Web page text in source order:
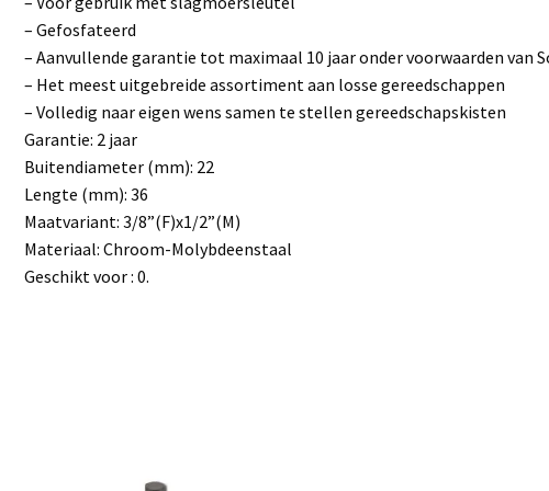
– Gefosfateerd
– Aanvullende garantie tot maximaal 10 jaar onder voorwaarden van
– Het meest uitgebreide assortiment aan losse gereedschappen
– Volledig naar eigen wens samen te stellen gereedschapskisten
Garantie: 2 jaar
Buitendiameter (mm): 22
Lengte (mm): 36
Maatvariant: 3/8”(F)x1/2”(M)
Materiaal: Chroom-Molybdeenstaal
Geschikt voor : 0.